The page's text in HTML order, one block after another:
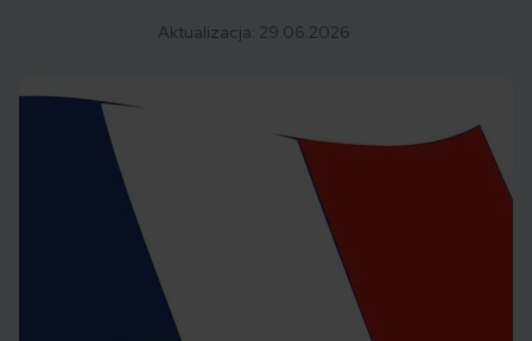
Aktualizacja: 29.06.2026